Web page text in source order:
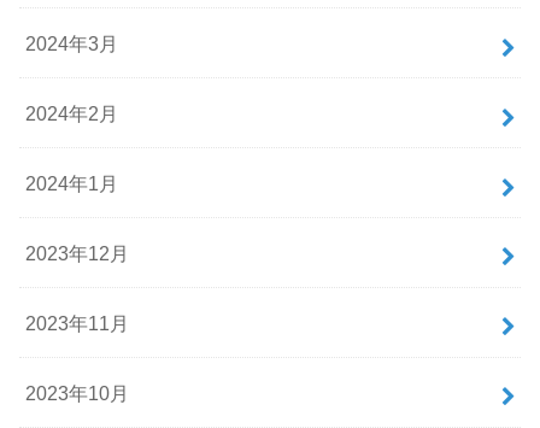
2024年3月
2024年2月
2024年1月
2023年12月
2023年11月
2023年10月